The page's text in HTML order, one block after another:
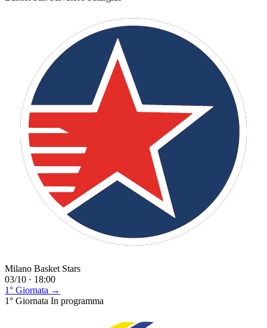
Milano Basket Stars
03/10 · 18:00
1° Giornata →
1° Giornata In programma